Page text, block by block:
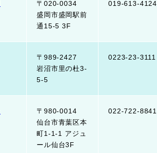
〒020-0034
盛岡市盛岡駅前
通15-5 3F
019-613-4124
〒989-2427
岩沼市里の杜3-
5-5
0223-23-3111
〒980-0014
仙台市青葉区本
町1-1-1 アジュ
ール仙台3F
022-722-8841